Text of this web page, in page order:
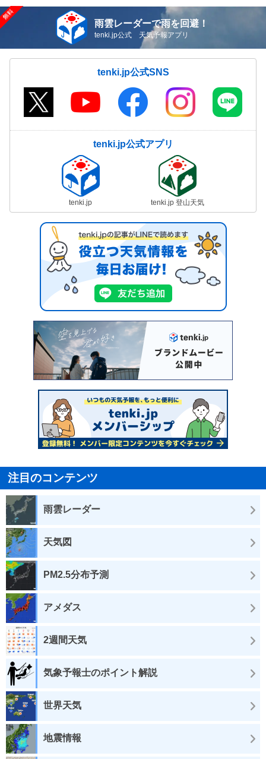
雨雲レーダーで雨を回避！
tenki.jp公式 天気予報アプリ
tenki.jp公式SNS
tenki.jp公式アプリ
tenki.jp tenki.jp 登山天気
注目のコンテンツ
雨雲レーダー
天気図
PM2.5分布予測
アメダス
2週間天気
気象予報士のポイント解説
世界天気
地震情報